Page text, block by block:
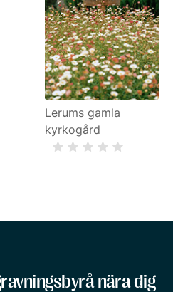
Lerums gamla
kyrkogård
nära dig